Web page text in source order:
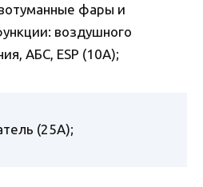
фары и
воздушного
АБС, ESP (10А);
(25А);